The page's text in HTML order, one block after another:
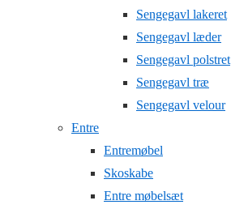
Sengegavl lakeret
Sengegavl læder
Sengegavl polstret
Sengegavl træ
Sengegavl velour
Entre
Entremøbel
Skoskabe
Entre møbelsæt